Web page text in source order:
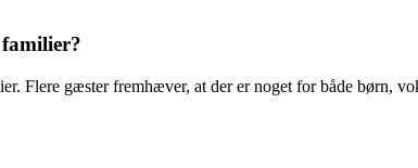
familier?
Flere gæster fremhæver, at der er noget for både børn,